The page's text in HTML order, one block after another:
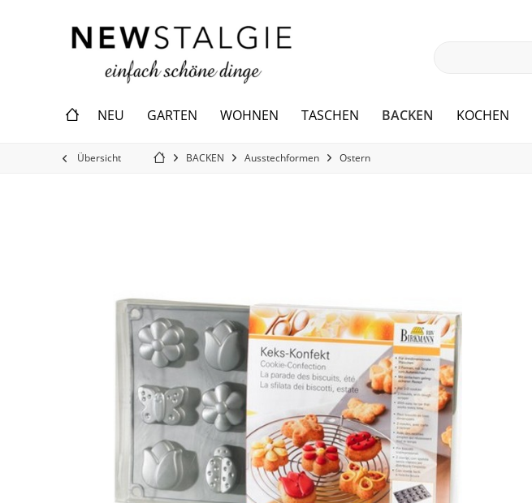
NEU GARTEN WOHNEN TASCHEN BACKEN KOCHEN
Übersicht BACKEN Ausstechformen Ostern